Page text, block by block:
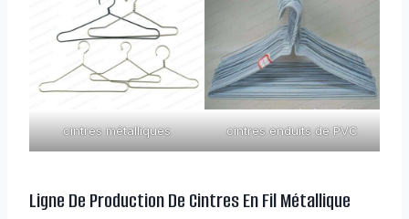
cintres métalliques cintres enduits de PVC
Ligne De Production De Cintres En Fil Métallique